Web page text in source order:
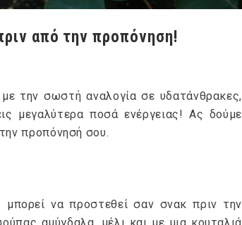
από την προπόνηση!
την σωστή αναλογία σε υδατάνθρακες,
μεγαλύτερα ποσά ενέργειας! Ας δούμε
προπόνησή σου.
να προστεθεί σαν σνακ πριν την
αμύγδαλα, μέλι και με μια κουταλιά